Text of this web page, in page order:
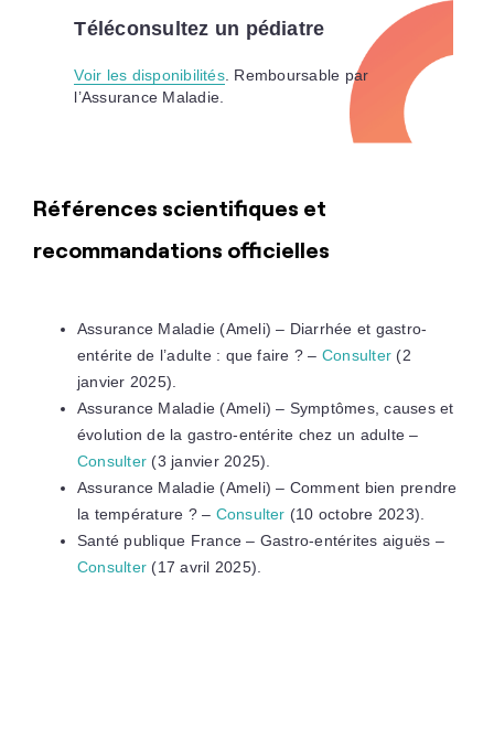
Téléconsultez un pédiatre
Voir les disponibilités. Remboursable par
l’Assurance Maladie.
Références scientifiques et
recommandations officielles
Assurance Maladie (Ameli) – Diarrhée et gastro-
entérite de l’adulte : que faire ? – Consulter (2
janvier 2025).
Assurance Maladie (Ameli) – Symptômes, causes et
évolution de la gastro-entérite chez un adulte –
Consulter (3 janvier 2025).
Assurance Maladie (Ameli) – Comment bien prendre
la température ? – Consulter (10 octobre 2023).
Santé publique France – Gastro-entérites aiguës –
Consulter (17 avril 2025).